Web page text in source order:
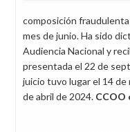
composición
mes de junio. Ha sido
Audiencia Nacional y
presentada el 22 de
juicio tuvo lugar el 14 de
de abril de 2024. CCOO